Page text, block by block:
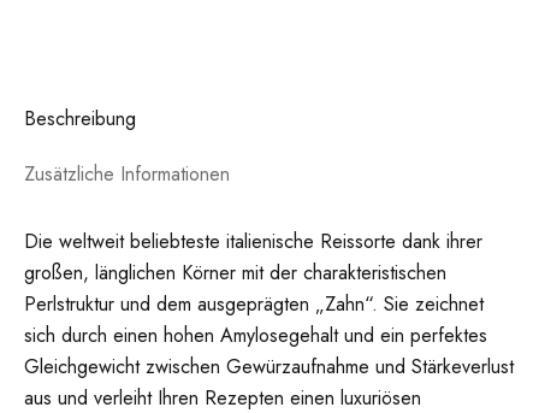
Beschreibung
Zusätzliche Informationen
Die weltweit beliebteste italienische Reissorte dank ihrer
großen, länglichen Körner mit der charakteristischen
Perlstruktur und dem ausgeprägten „Zahn“. Sie zeichnet
sich durch einen hohen Amylosegehalt und ein perfektes
Gleichgewicht zwischen Gewürzaufnahme und Stärkeverlust
aus und verleiht Ihren Rezepten einen luxuriösen